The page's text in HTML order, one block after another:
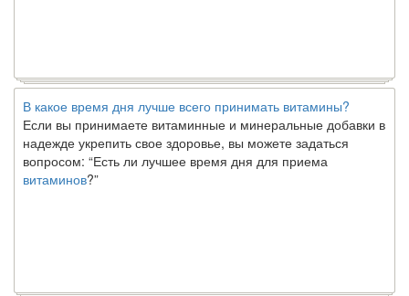
В какое время дня лучше всего принимать витамины?
Если вы принимаете витаминные и минеральные добавки в
надежде укрепить свое здоровье, вы можете задаться
вопросом: “Есть ли лучшее время дня для приема
витаминов ?”